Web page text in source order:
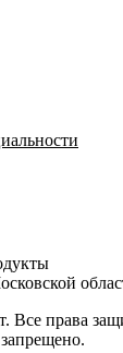
Все права